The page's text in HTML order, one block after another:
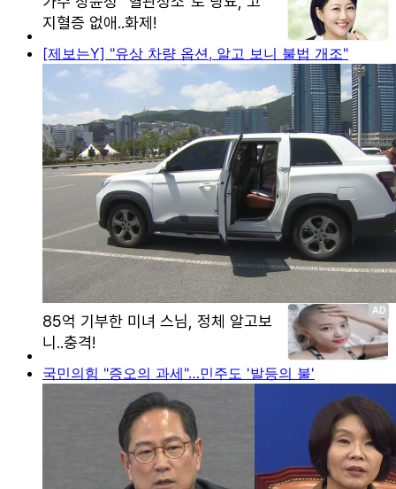
[제보는Y] "유상 차량 옵션, 알고 보니 불법 개조"
국민의힘 "증오의 과세"…민주도 '발등의 불'